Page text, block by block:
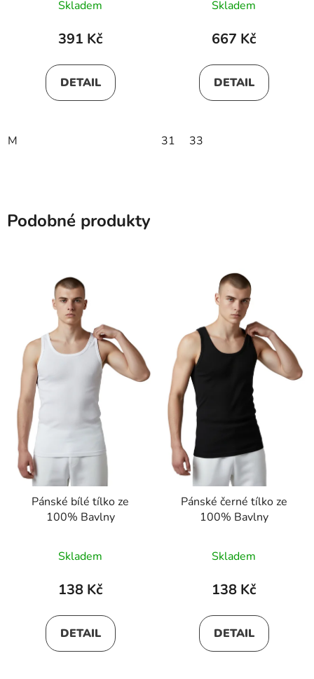
Skladem
391 Kč
DETAIL
M
Skladem
667 Kč
DETAIL
31 33
Podobné produkty
Pánské bílé tílko ze
100% Bavlny
Skladem
138 Kč
DETAIL
Pánské černé tílko ze
100% Bavlny
Skladem
138 Kč
DETAIL